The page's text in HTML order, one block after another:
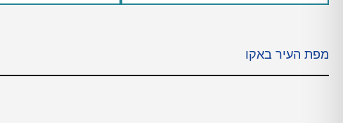
מפת העיר באקו